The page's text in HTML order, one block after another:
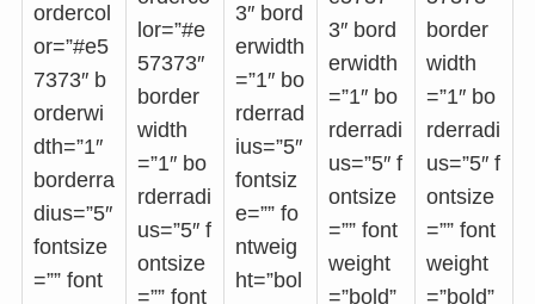
ordercol
or=”#e5
7373″ b
orderwi
dth=”1″
borderra
dius=”5″
fontsize
=”” font
lor=”#e
57373″
border
width
=”1″ bo
rderradi
us=”5″ f
ontsize
=”” font
3″ bord
erwidth
=”1″ bo
rderrad
ius=”5″
fontsiz
e=”” fo
ntweig
ht=”bol
3″ bord
erwidth
=”1″ bo
rderradi
us=”5″ f
ontsize
=”” font
weight
=”bold”
border
width
=”1″ bo
rderradi
us=”5″ f
ontsize
=”” font
weight
=”bold”